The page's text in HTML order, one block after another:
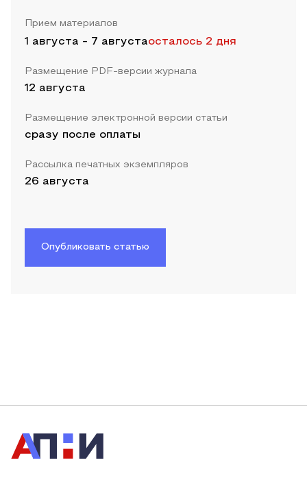
Прием материалов
1 августа - 7 августаосталось 2 дня
Размещение PDF-версии журнала
12 августа
Размещение электронной версии статьи
сразу после оплаты
Рассылка печатных экземпляров
26 августа
Опубликовать статью